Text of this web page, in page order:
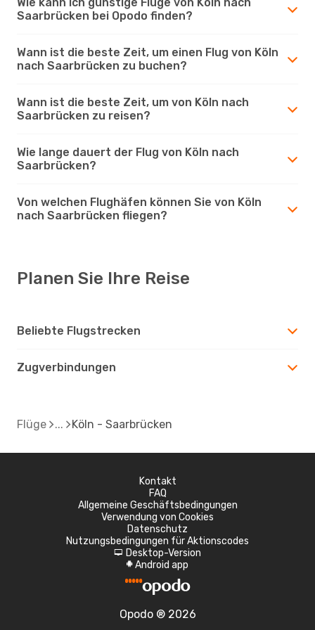
Saarbrücken bei Opodo finden?
Wann ist die beste Zeit, um einen Flug von Köln
nach Saarbrücken zu buchen?
Wann ist die beste Zeit, um von Köln nach
Saarbrücken zu reisen?
Wie lange dauert der Flug von Köln nach
Saarbrücken?
Von welchen Flughäfen können Sie von Köln
nach Saarbrücken fliegen?
Planen Sie Ihre Reise
Beliebte Flugstrecken
Zugverbindungen
Flüge Köln - Saarbrücken
Kontakt
FAQ
Allgemeine Geschäftsbedingungen
Verwendung von Cookies
Datenschutz
Nutzungsbedingungen für Aktionscodes
d Desktop-Version
A Android app
Opodo ® 2026